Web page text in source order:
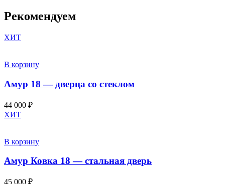
Рекомендуем
ХИТ
В корзину
Амур 18 — дверца со стеклом
44 000 ₽
ХИТ
В корзину
Амур Ковка 18 — стальная дверь
45 000 ₽